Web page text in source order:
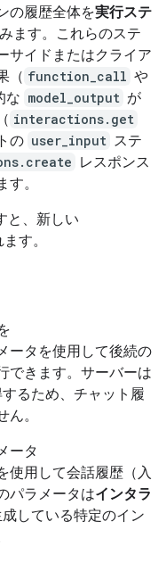
の履歴全体を実行ステ
ます。これらのステ
サイドまたはクライア
（ function_call や
な model_output が
interactions.get
の user_input ステ
レスポンス
。
と、新しい
す。
ータを使用して後続の
できます。サーバーは
るため、チャット履
。
ータ
使用して会話履歴（入
パラメータはインタラ
している特定のイン